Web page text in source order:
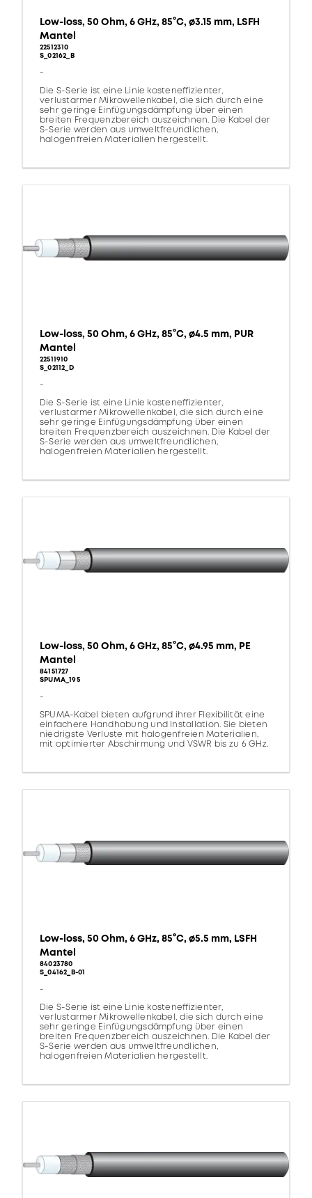
Low-loss, 50 Ohm, 6 GHz, 85°C, ø3.15 mm, LSFH
Mantel
22512310
S_02162_B
-
Die S-Serie ist eine Linie kosteneffizienter,
verlustarmer Mikrowellenkabel, die sich durch eine
sehr geringe Einfügungsdämpfung über einen
breiten Frequenzbereich auszeichnen. Die Kabel der
S-Serie werden aus umweltfreundlichen,
halogenfreien Materialien hergestellt.
Low-loss, 50 Ohm, 6 GHz, 85°C, ø4.5 mm, PUR
Mantel
22511910
S_02112_D
-
Die S-Serie ist eine Linie kosteneffizienter,
verlustarmer Mikrowellenkabel, die sich durch eine
sehr geringe Einfügungsdämpfung über einen
breiten Frequenzbereich auszeichnen. Die Kabel der
S-Serie werden aus umweltfreundlichen,
halogenfreien Materialien hergestellt.
Low-loss, 50 Ohm, 6 GHz, 85°C, ø4.95 mm, PE
Mantel
84151727
SPUMA_195
-
SPUMA-Kabel bieten aufgrund ihrer Flexibilität eine
einfachere Handhabung und Installation. Sie bieten
niedrigste Verluste mit halogenfreien Materialien,
mit optimierter Abschirmung und VSWR bis zu 6 GHz.
Low-loss, 50 Ohm, 6 GHz, 85°C, ø5.5 mm, LSFH
Mantel
84023780
S_04162_B-01
-
Die S-Serie ist eine Linie kosteneffizienter,
verlustarmer Mikrowellenkabel, die sich durch eine
sehr geringe Einfügungsdämpfung über einen
breiten Frequenzbereich auszeichnen. Die Kabel der
S-Serie werden aus umweltfreundlichen,
halogenfreien Materialien hergestellt.